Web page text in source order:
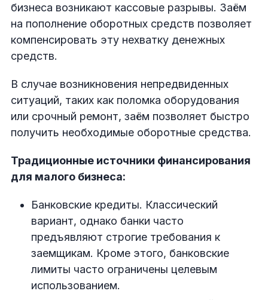
бизнеса возникают кассовые разрывы. Заём
на пополнение оборотных средств позволяет
компенсировать эту нехватку денежных
средств.
В случае возникновения непредвиденных
ситуаций, таких как поломка оборудования
или срочный ремонт, заём позволяет быстро
получить необходимые оборотные средства.
Традиционные источники финансирования
для малого бизнеса:
Банковские кредиты. Классический
вариант, однако банки часто
предъявляют строгие требования к
заемщикам. Кроме этого, банковские
лимиты часто ограничены целевым
использованием.